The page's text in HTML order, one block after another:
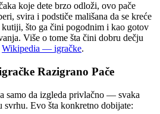
koje dete brzo odloži, ovo pače
svira i podstiče mališana da se kreće
što ga čini pogodnim i kao gotov
Više o tome šta čini dobru dečju
Wikipedia — igračke.
Razigrano Pače
samo da izgleda privlačno — svaka
Evo šta konkretno dobijate: